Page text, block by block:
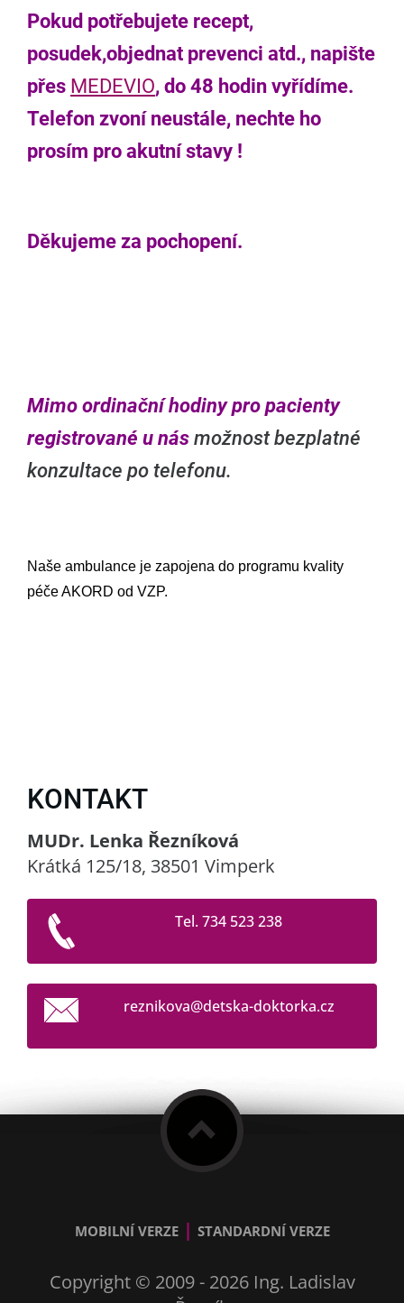
Pokud potřebujete recept,
posudek,objednat prevenci atd., napište
přes MEDEVIO, do 48 hodin vyřídíme.
Telefon zvoní neustále, nechte ho
prosím pro akutní stavy !
Děkujeme za pochopení.
Mimo ordinační hodiny pro pacienty
registrované u nás možnost bezplatné
konzultace po telefonu.
Naše ambulance je zapojena do programu kvality
péče AKORD od VZP.
KONTAKT
MUDr. Lenka Řezníková
Krátká 125/18, 38501 Vimperk
Tel. 734 523 238
reznikova@detska-doktorka.cz
MOBILNÍ VERZE | STANDARDNÍ VERZE
Copyright © 2009 - 2026 Ing. Ladislav